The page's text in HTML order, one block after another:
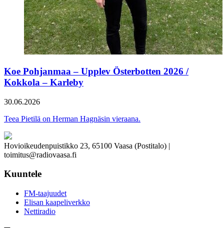
Koe Pohjanmaa – Upplev Österbotten 2026 /
Kokkola – Karleby
30.06.2026
Teea Pietilä on Herman Hagnäsin vieraana.
Hovioikeudenpuistikko 23, 65100 Vaasa (Postitalo) |
toimitus@radiovaasa.fi
Kuuntele
FM-taajuudet
Elisan kaapeliverkko
Nettiradio